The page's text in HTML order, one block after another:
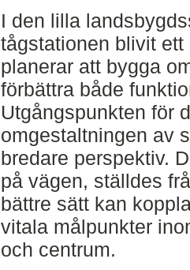
I den lilla
tågstationen blivit
planerar att bygga
förbättra både
Utgångspunkten för
omgestaltningen av
bredare perspektiv.
på vägen, ställdes
bättre sätt kan
vitala målpunkter
och centrum.